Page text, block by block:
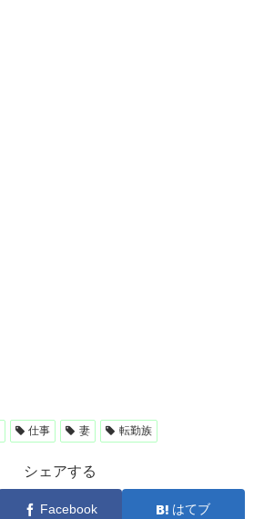
仕事 妻 転勤族
シェアする
Facebook はてブ